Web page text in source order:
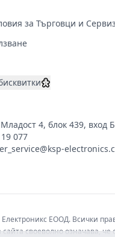
за Търговци и
4, блок 439, вход Б
077
ЕООД. Всички
своеволно означава, че